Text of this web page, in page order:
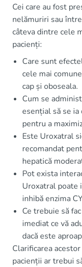
Cei care au fost
nelămuriri sau
câteva dintre cele
pacienți:
Care sunt
cele mai
cap și oboseala.
Cum se
esențial să se ia
pentru a
Este Uroxatral
recomandat
hepatică
Pot exista
Uroxatral poate
inhibă enzima
Ce trebuie să
imediat ce vă
dacă este
Clarificarea
pacienții ar trebui